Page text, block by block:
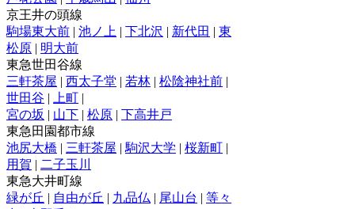
京王井の頭線
駒場東大前 | 池ノ上 | 下北沢 | 新代田 | 東
松原 | 明大前
東急世田谷線
三軒茶屋 | 西太子堂 | 若林 | 松陰神社前 |
世田谷 | 上町 |
宮の坂 | 山下 | 松原 | 下高井戸
東急田園都市線
池尻大橋 | 三軒茶屋 | 駒沢大学 | 桜新町 |
用賀 | 二子玉川
東急大井町線
緑が丘 | 自由が丘 | 九品仏 | 尾山台 | 等々